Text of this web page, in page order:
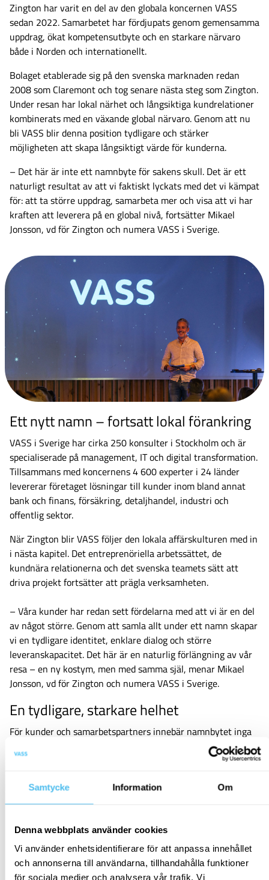
Samtycke Information Om
Denna webbplats använder cookies
Vi använder enhetsidentifierare för att anpassa innehållet
och annonserna till användarna, tillhandahålla funktioner
för sociala medier och analysera vår trafik. Vi
Zington har varit en del av den globala koncernen VASS
sedan 2022. Samarbetet har fördjupats genom gemensamma
uppdrag, ökat kompetensutbyte och en starkare närvaro
både i Norden och internationellt.
Bolaget etablerade sig på den svenska marknaden redan
2008 som Claremont och tog senare nästa steg som Zington.
Under resan har lokal närhet och långsiktiga kundrelationer
kombinerats med en växande global närvaro. Genom att nu
bli VASS blir denna position tydligare och stärker
möjligheten att skapa långsiktigt värde för kunderna.
– Det här är inte ett namnbyte för sakens skull. Det är ett
naturligt resultat av att vi faktiskt lyckats med det vi kämpat
för: att ta större uppdrag, samarbeta mer och visa att vi har
kraften att leverera på en global nivå, fortsätter Mikael
Jonsson, vd för Zington och numera VASS i Sverige.
Ett nytt namn – fortsatt lokal förankring
VASS i Sverige har cirka 250 konsulter i Stockholm och är
specialiserade på management, IT och digital transformation.
Tillsammans med koncernens 4 600 experter i 24 länder
levererar företaget lösningar till kunder inom bland annat
bank och finans, försäkring, detaljhandel, industri och
offentlig sektor.
När Zington blir VASS följer den lokala affärskulturen med in
i nästa kapitel. Det entreprenöriella arbetssättet, de
kundnära relationerna och det svenska teamets sätt att
driva projekt fortsätter att prägla verksamheten.
– Våra kunder har redan sett fördelarna med att vi är en del
av något större. Genom att samla allt under ett namn skapar
vi en tydligare identitet, enklare dialog och större
leveranskapacitet. Det här är en naturlig förlängning av vår
resa – en ny kostym, men med samma själ, menar Mikael
Jonsson, vd för Zington och numera VASS i Sverige.
En tydligare, starkare helhet
För kunder och samarbetspartners innebär namnbytet inga
förändringar i det dagliga samarbetet, men det skapar
tydligare kommunikation, större leveranskapacitet och
enhetlig, stark aktör i norra Europa med lokal kompetens och
global kapacitet, säger J
osé Pérez Melber, CEO på VASS.